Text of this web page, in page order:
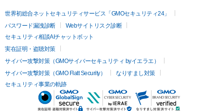
世界初総合ネットセキュリティサービス「GMOセキュリティ24」
パスワード漏洩診断
Webサイトリスク診断
セキュリティ相談AIチャットボット
実在証明・盗聴対策
サイバー攻撃対策（GMOサイバーセキュリティ byイエラエ）
サイバー攻撃対策（GMO Flatt Security）
なりすまし対策
セキュリティ事業の軌跡